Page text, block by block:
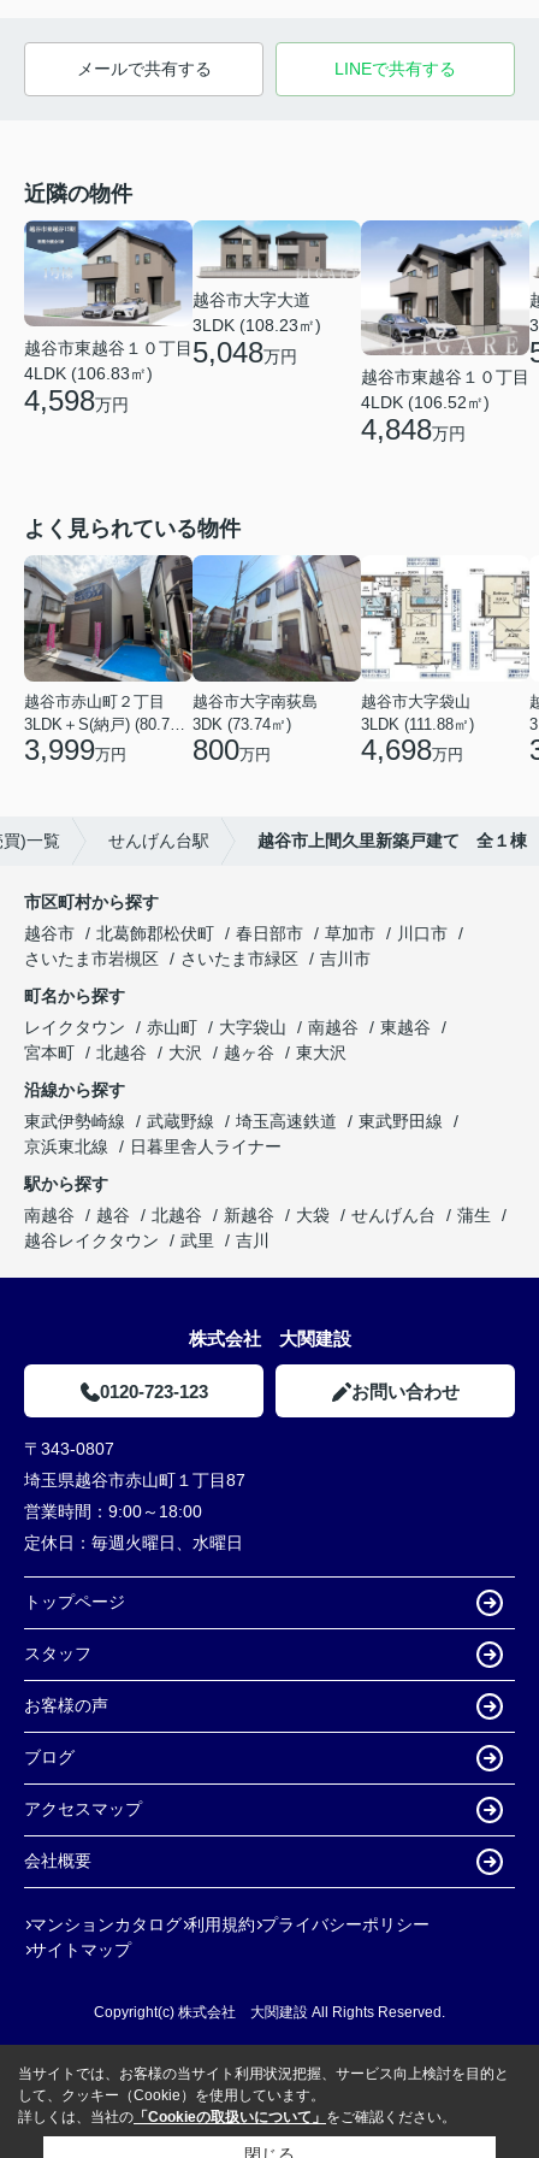
メールで共有する LINEで共有する
近隣の物件
越谷市東越谷１０丁目
4LDK (106.83㎡)
4,598万円
越谷市大字大道
3LDK (108.23㎡)
5,048万円
越谷市東越谷１０丁目
4LDK (106.52㎡)
4,848万円
よく見られている物件
越谷市赤山町２丁目
3,999万円
越谷市大字南荻島
3DK (73.74㎡)
800万円
越谷市大字袋山
3LDK (111.88㎡)
4,698万円
)一覧 せんげん台駅 越谷市上間久里新築戸建て 全１棟
市区町村から探す
越谷市
北葛飾郡松伏町 春日部市 草加市
川口市
さいたま市岩槻区
さいたま市緑区
吉川市
町名から探す
レイクタウン
赤山町 大字袋山 南越谷
東越谷
宮本町
北越谷 大沢 越ヶ谷
東大沢
沿線から探す
東武伊勢崎線
武蔵野線 埼玉高速鉄道
東武野田線
京浜東北線
日暮里舎人ライナー
駅から探す
南越谷
越谷 北越谷 新越谷 大袋 せんげん台
蒲生
越谷レイクタウン
武里 吉川
株式会社 大関建設
0120-723-123 お問い合わせ
〒343-0807
埼玉県越谷市赤山町１丁目87
営業時間： 9:00～18:00
定休日： 毎週火曜日、水曜日
トップページ
スタッフ
お客様の声
ブログ
アクセスマップ
会社概要
マンションカタログ 利用規約 プライバシーポリシー
サイトマップ
Copyright(c) 株式会社 大関建設 All Rights Reserved.
当サイトでは、お客様の当サイト利用状況把握、サービス向上検討を目的と
して、クッキー（Cookie）を使用しています。
詳しくは、当社の 「Cookieの取扱いについて」 をご確認ください。